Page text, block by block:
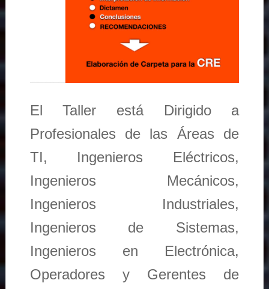
El Taller está Dirigido a
Profesionales de las Áreas de
TI, Ingenieros Eléctricos,
Ingenieros Mecánicos,
Ingenieros Industriales,
Ingenieros de Sistemas,
Ingenieros en Electrónica,
Operadores y Gerentes de